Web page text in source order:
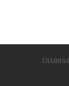
ГЛАВНАЯ